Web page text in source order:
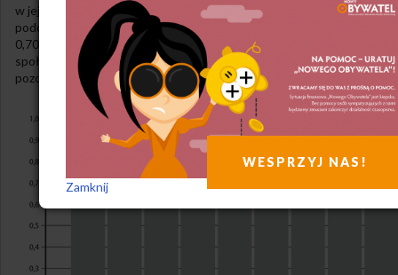
w jej przypadku 0,551, a obecnie kształtuje się na poziomie 0,699,
podczas gdy średnia dla Ameryki Łacińskiej i Karaibów wynosi
0,706. Jednak postęp jest niezaprzeczalny, a kontynuacja polityki
społecznej i gospodarczej prezydenta Luli pozwoli Brazylii dogonić
pozostałe kraje regionu.
WESPRZYJ NAS!
Zamknij